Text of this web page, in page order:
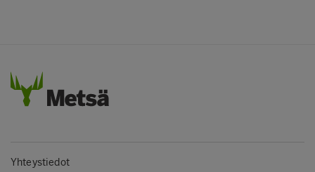
Yhteystiedot